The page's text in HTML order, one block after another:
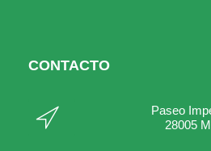
CONTACTO
Paseo
28005